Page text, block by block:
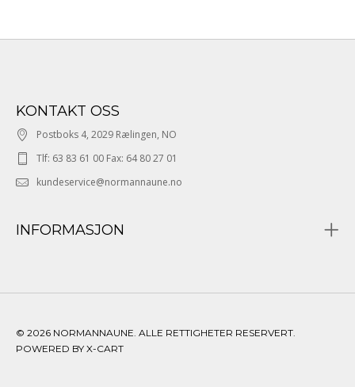
KONTAKT OSS
Postboks 4, 2029 Rælingen, NO
Tlf: 63 83 61 00 Fax: 64 80 27 01
kundeservice@normannaune.no
INFORMASJON
© 2026 NORMANNAUNE. ALLE RETTIGHETER RESERVERT.
POWERED BY X-CART